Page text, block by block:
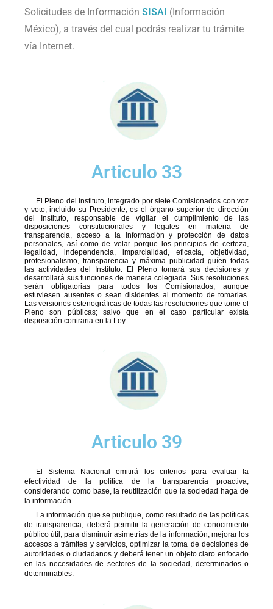
Solicitudes de Información SISAI (Información
México), a través del cual podrás realizar tu trámite
vía Internet.
Articulo 33
El Pleno del Instituto, integrado por siete Comisionados con voz
y voto, incluido su Presidente, es el órgano superior de dirección
del Instituto, responsable de vigilar el cumplimiento de las
disposiciones constitucionales y legales en materia de
transparencia, acceso a la información y protección de datos
personales, así como de velar porque los principios de certeza,
legalidad, independencia, imparcialidad, eficacia, objetividad,
profesionalismo, transparencia y máxima publicidad guíen todas
las actividades del Instituto. El Pleno tomará sus decisiones y
desarrollará sus funciones de manera colegiada. Sus resoluciones
serán obligatorias para todos los Comisionados, aunque
estuviesen ausentes o sean disidentes al momento de tomarlas.
Las versiones estenográficas de todas las resoluciones que tome el
Pleno son públicas; salvo que en el caso particular exista
disposición contraria en la Ley..
Articulo 39
El Sistema Nacional emitirá los criterios para evaluar la
efectividad de la política de la transparencia proactiva,
considerando como base, la reutilización que la sociedad haga de
la información.
La información que se publique, como resultado de las políticas
de transparencia, deberá permitir la generación de conocimiento
público útil, para disminuir asimetrías de la información, mejorar los
accesos a trámites y servicios, optimizar la toma de decisiones de
autoridades o ciudadanos y deberá tener un objeto claro enfocado
en las necesidades de sectores de la sociedad, determinados o
determinables.